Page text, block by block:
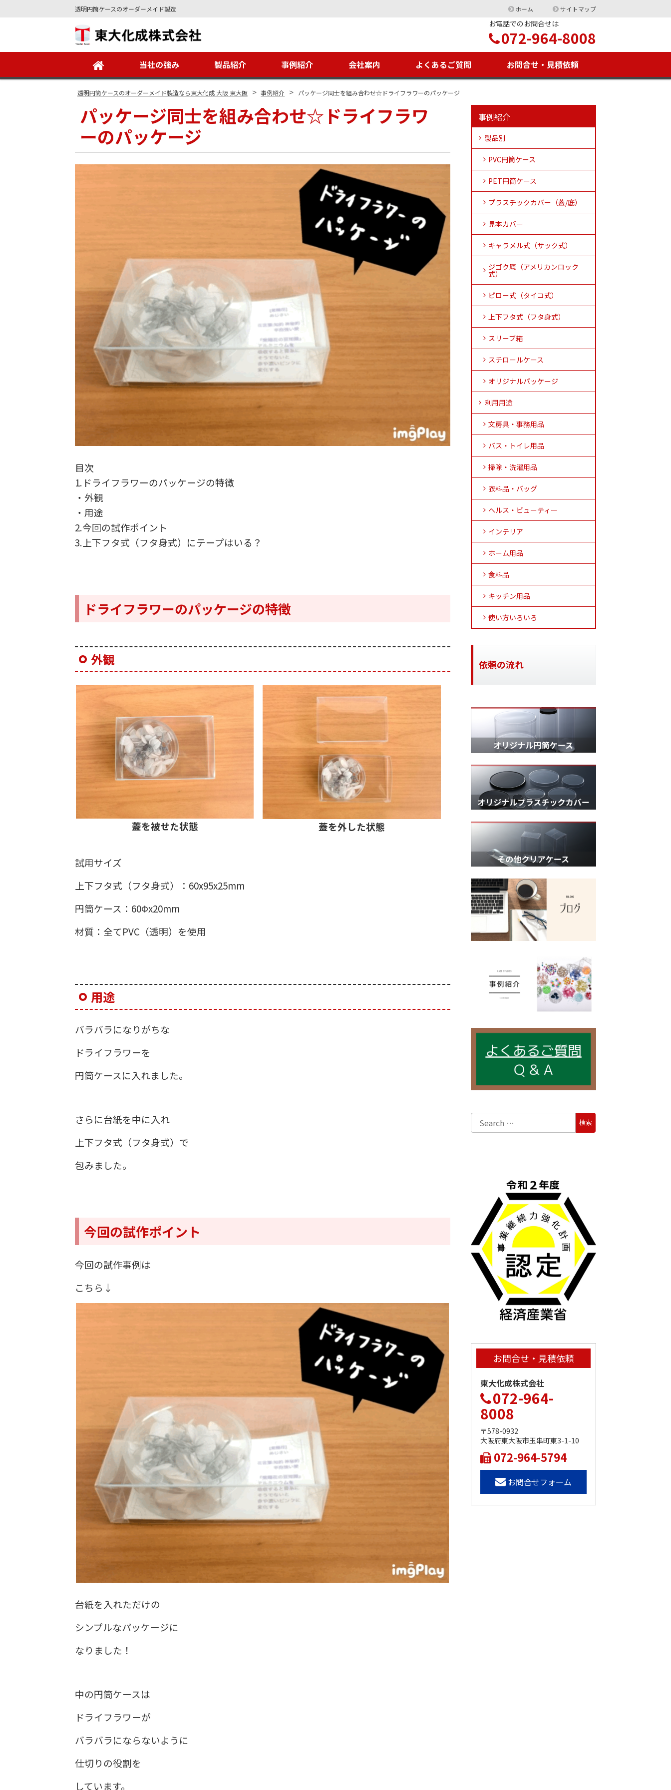
透明円筒ケースのオーダーメイド製造 ホーム サイトマップ
お電話でのお問合せは
072-964-8008
当社の強み 製品紹介 事例紹介 会社案内 よくあるご質問 お問合せ・見積依頼
透明円筒ケースのオーダーメイド製造なら東大化成 大阪 東大阪 > 事例紹介 > パッケージ同士を組み合わせ☆ドライフラワーのパッケージ
パッケージ同士を組み合わせ☆ドライフラワ
ーのパッケージ
目次
1.ドライフラワーのパッケージの特徴
・外観
・用途
2.今回の試作ポイント
3.上下フタ式（フタ身式）にテープはいる？
ドライフラワーのパッケージの特徴
外観
蓋を被せた状態 蓋を外した状態
試用サイズ
上下フタ式（フタ身式）：60x95x25mm
円筒ケース：60Φx20mm
材質：全てPVC（透明）を使用
用途
バラバラになりがちな
ドライフラワーを
円筒ケースに入れました。
さらに台紙を中に入れ
上下フタ式（フタ身式）で
包みました。
今回の試作ポイント
今回の試作事例は
こちら↓
台紙を入れただけの
シンプルなパッケージに
なりました！
中の円筒ケースは
ドライフラワーが
バラバラにならないように
仕切りの役割を
しています。
事例紹介
製品別
PVC円筒ケース
PET円筒ケース
プラスチックカバー（蓋/底）
見本カバー
キャラメル式（サック式）
ジゴク底（アメリカンロック
式）
ピロー式（タイコ式）
上下フタ式（フタ身式）
スリーブ箱
スチロールケース
オリジナルパッケージ
利用用途
文房具・事務用品
バス・トイレ用品
掃除・洗濯用品
衣料品・バッグ
ヘルス・ビューティー
インテリア
ホーム用品
食料品
キッチン用品
使い方いろいろ
依頼の流れ
お問合せ・見積依頼
東大化成株式会社
072-964-
8008
〒578-0932
大阪府東大阪市玉串町東3-1-10
072-964-5794
お問合せフォーム